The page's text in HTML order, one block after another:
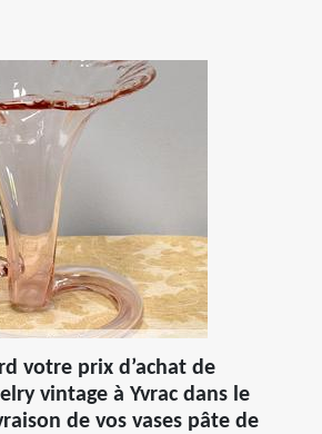
votre prix d’achat de
vintage à Yvrac dans le
de vos vases pâte de